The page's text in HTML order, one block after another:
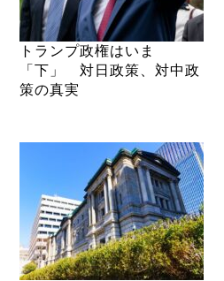
トランプ政権はいま
「下」 対日政策、対中政
策の真実